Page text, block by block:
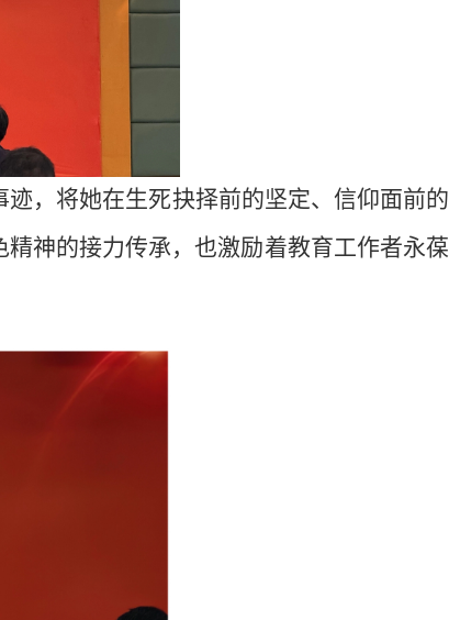
，将她在生死抉择前的坚定、信仰面前的
神的接力传承，也激励着教育工作者永葆